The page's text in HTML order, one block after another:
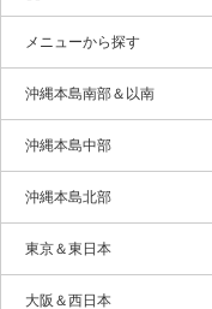
メニューから探す
沖縄本島南部＆以南
沖縄本島中部
沖縄本島北部
東京＆東日本
大阪＆西日本